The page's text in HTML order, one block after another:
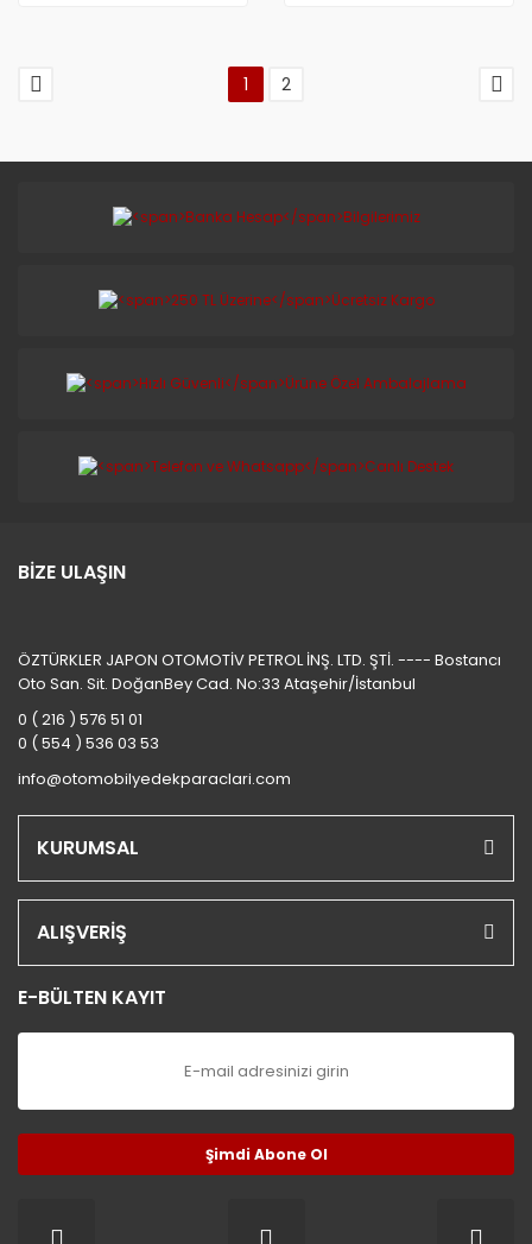
1 2
BİZE ULAŞIN
ÖZTÜRKLER JAPON OTOMOTİV PETROL İNŞ. LTD. ŞTİ. ---- Bostancı
Oto San. Sit. DoğanBey Cad. No:33 Ataşehir/İstanbul
0 ( 216 ) 576 51 01
0 ( 554 ) 536 03 53
info@otomobilyedekparaclari.com
KURUMSAL
ALIŞVERİŞ
E-BÜLTEN KAYIT
Şimdi Abone Ol